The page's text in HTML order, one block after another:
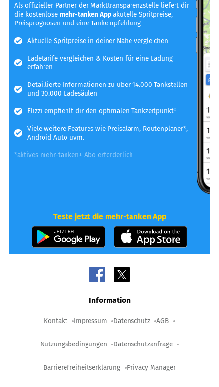
Als offizieller Partner der Markttransparenzstelle liefert dir
die kostenlosemehr-tanken Appakutelle Spritpreise,
Preisprognosen und eine Tankempfehlung
Aktuelle Spritpreise in deiner Nähe vergleichen
Ladetarife vergleichen & Kosten für eine Ladung
erfahren
Detaillierte Informationen zu über 14.000 Tankstellen
und 30.000 Ladesäulen
Flizzi empfiehlt dir den optimalen Tankzeitpunkt*
Viele weitere Features wie Preisalarm, Routenplaner*,
Android Auto uvm.
*aktives mehr-tanken+ Abo erforderlich
Teste jetzt die mehr-tanken App
Information
Kontakt Impressum Datenschutz AGB
Nutzungsbedingungen Datenschutzanfrage
Barrierefreiheitserklärung Privacy Manager